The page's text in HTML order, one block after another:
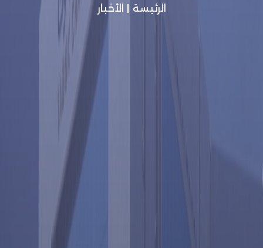
الرئيسة | الأخبار